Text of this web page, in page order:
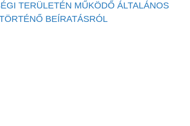
TERÜLETÉN MŰKÖDŐ ÁLTALÁNOS
BEÍRATÁSRÓL